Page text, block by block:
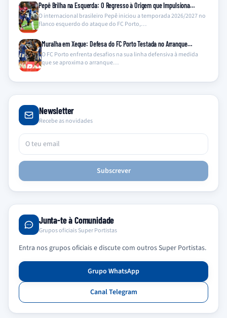
Pepê Brilha na Esquerda: O Regresso à Origem que Impulsiona…
O internacional brasileiro Pepê iniciou a temporada 2026/2027 no
flanco esquerdo do ataque do FC Porto,…
Muralha em Xeque: Defesa do FC Porto Testada no Arranque…
O FC Porto enfrenta desafios na sua linha defensiva à medida
que se aproxima o arranque…
Newsletter
Recebe as novidades
Subscrever
Junta-te à Comunidade
Grupos oficiais Super Portistas
Entra nos grupos oficiais e discute com outros Super Portistas.
Grupo WhatsApp
Canal Telegram